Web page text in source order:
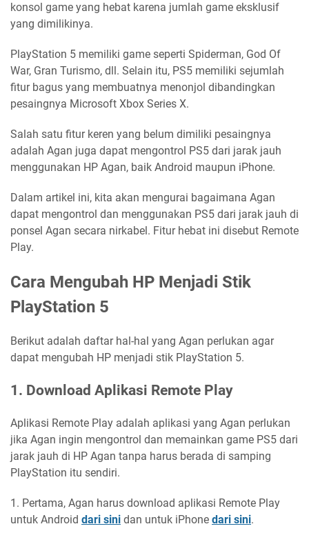
konsol game yang hebat karena jumlah game eksklusif
yang dimilikinya.
PlayStation 5 memiliki game seperti Spiderman, God Of
War, Gran Turismo, dll. Selain itu, PS5 memiliki sejumlah
fitur bagus yang membuatnya menonjol dibandingkan
pesaingnya Microsoft Xbox Series X.
Salah satu fitur keren yang belum dimiliki pesaingnya
adalah Agan juga dapat mengontrol PS5 dari jarak jauh
menggunakan HP Agan, baik Android maupun iPhone.
Dalam artikel ini, kita akan mengurai bagaimana Agan
dapat mengontrol dan menggunakan PS5 dari jarak jauh di
ponsel Agan secara nirkabel. Fitur hebat ini disebut Remote
Play.
Cara Mengubah HP Menjadi Stik
PlayStation 5
Berikut adalah daftar hal-hal yang Agan perlukan agar
dapat mengubah HP menjadi stik PlayStation 5.
1. Download Aplikasi Remote Play
Aplikasi Remote Play adalah aplikasi yang Agan perlukan
jika Agan ingin mengontrol dan memainkan game PS5 dari
jarak jauh di HP Agan tanpa harus berada di samping
PlayStation itu sendiri.
1. Pertama, Agan harus download aplikasi Remote Play
untuk Android dari sini dan untuk iPhone dari sini.